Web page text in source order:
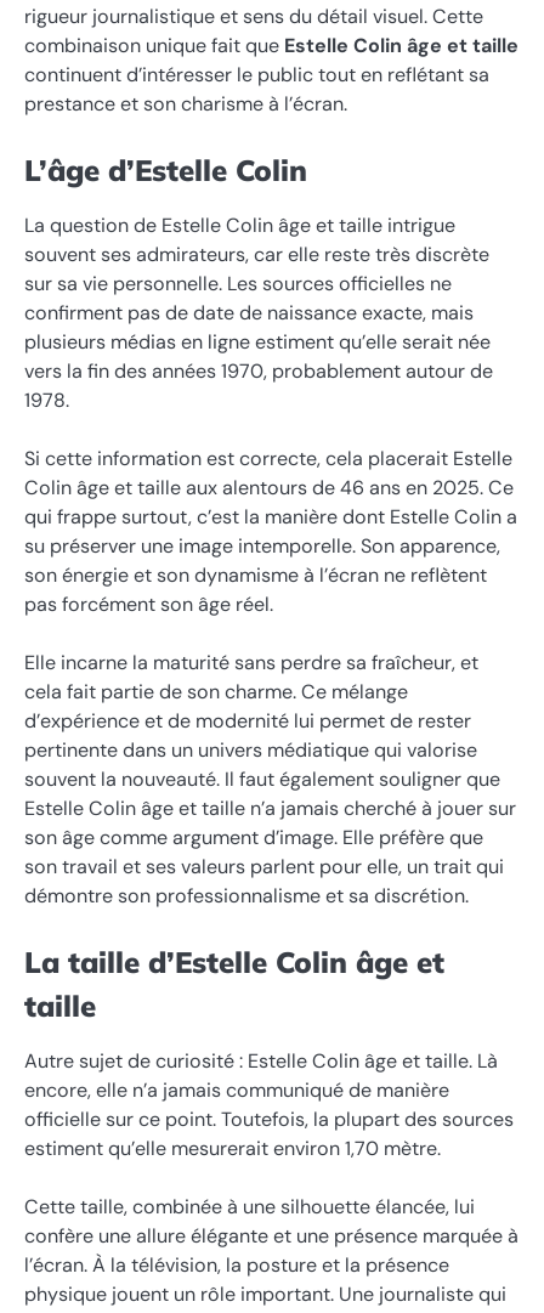
rigueur journalistique et sens du détail visuel. Cette
combinaison unique fait que Estelle Colin âge et taille
continuent d’intéresser le public tout en reflétant sa
prestance et son charisme à l’écran.
L’âge d’Estelle Colin
La question de Estelle Colin âge et taille intrigue
souvent ses admirateurs, car elle reste très discrète
sur sa vie personnelle. Les sources officielles ne
confirment pas de date de naissance exacte, mais
plusieurs médias en ligne estiment qu’elle serait née
vers la fin des années 1970, probablement autour de
1978.
Si cette information est correcte, cela placerait Estelle
Colin âge et taille aux alentours de 46 ans en 2025. Ce
qui frappe surtout, c’est la manière dont Estelle Colin a
su préserver une image intemporelle. Son apparence,
son énergie et son dynamisme à l’écran ne reflètent
pas forcément son âge réel.
Elle incarne la maturité sans perdre sa fraîcheur, et
cela fait partie de son charme. Ce mélange
d’expérience et de modernité lui permet de rester
pertinente dans un univers médiatique qui valorise
souvent la nouveauté. Il faut également souligner que
Estelle Colin âge et taille n’a jamais cherché à jouer sur
son âge comme argument d’image. Elle préfère que
son travail et ses valeurs parlent pour elle, un trait qui
démontre son professionnalisme et sa discrétion.
La taille d’Estelle Colin âge et
taille
Autre sujet de curiosité : Estelle Colin âge et taille. Là
encore, elle n’a jamais communiqué de manière
officielle sur ce point. Toutefois, la plupart des sources
estiment qu’elle mesurerait environ 1,70 mètre.
Cette taille, combinée à une silhouette élancée, lui
confère une allure élégante et une présence marquée à
l’écran. À la télévision, la posture et la présence
physique jouent un rôle important. Une journaliste qui